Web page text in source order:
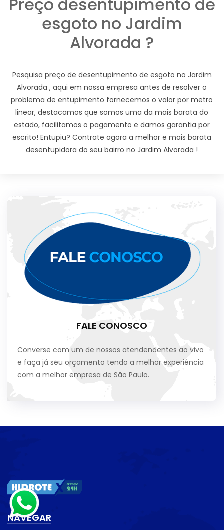
esgoto no Jardim
Alvorada ?
Pesquisa preço de desentupimento de esgoto no Jardim
Alvorada , aqui em nossa empresa antes de resolver o
problema de entupimento fornecemos o valor por metro
linear, destacamos que somos uma da mais barata do
estado, facilitamos o pagamento e damos garantia por
escrito! Entupiu? Contrate agora a melhor e mais barata
desentupidora do seu bairro no Jardim Alvorada !
FALE CONOSCO
Converse com um de nossos atendendentes ao vivo
e faça já seu orçamento tendo a melhor experiência
com a melhor empresa de São Paulo.
NAVEGAR